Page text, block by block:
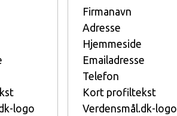
logo
Firmanavn
Adresse
Hjemmeside
Emailadresse
Telefon
Kort profiltekst
Verdensmål.dk-logo